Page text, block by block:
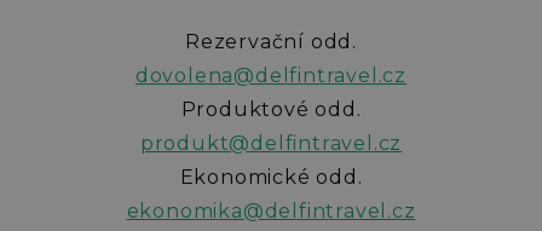
Rezervační odd.
dovolena@delfintravel.cz
Produktové odd.
produkt@delfintravel.cz
Ekonomické odd.
ekonomika@delfintravel.cz